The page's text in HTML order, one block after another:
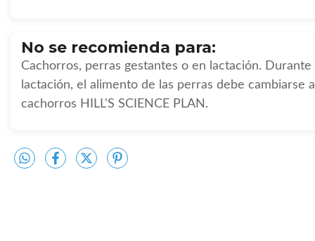
No se recomienda para:
Cachorros, perras gestantes o en lactación. Durante
lactación, el alimento de las perras debe cambiarse
cachorros HILL'S SCIENCE PLAN .